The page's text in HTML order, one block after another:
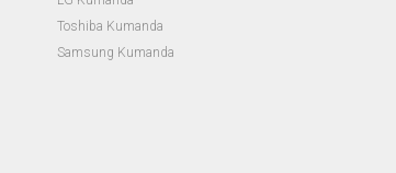
Toshiba Kumanda
Samsung Kumanda